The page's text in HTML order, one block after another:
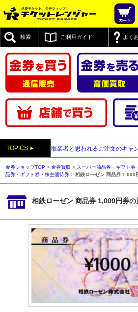
検索 ご利用ガイド よく
TOPICS
が先払い買取業者と思われるご注文のキャンセル
金券ショップTOP >金券買取 > スーパー商品券・ギフト券
品券・ギフト券・株主優待券 >相鉄ローゼン 商品券 1,000
相鉄ローゼン 商品券 1,000円券の